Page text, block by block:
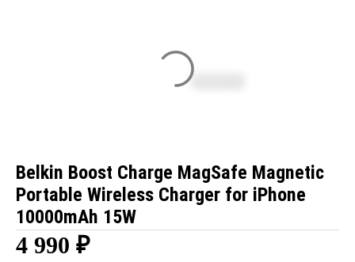
Belkin Boost Charge MagSafe Magnetic
Portable Wireless Charger for iPhone
10000mAh 15W
4 990 ₽